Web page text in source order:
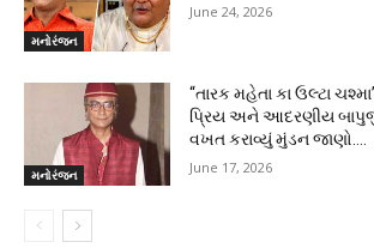
મનોરંજન
June 24, 2026
મનોરંજન
“તારક મહેતા કા ઉલ્ટા
પ્રિય અને આદરણીય
વખત કરાવ્યું મુંડન જાણો….
June 17, 2026